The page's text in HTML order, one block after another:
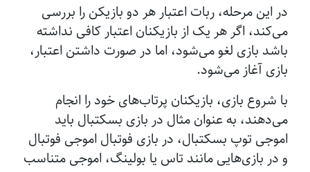
در این مرحله، ربات اعتبار هر دو بازیکن را بررسی
می‌کند، اگر هر یک از بازیکنان اعتبار کافی نداشته
باشد بازی لغو می‌شود، اما در صورت داشتن اعتبار،
بازی آغاز می‌شود.
با شروع بازی، بازیکنان پرتاب‌های خود را انجام
می‌دهند، به عنوان مثال در بازی بسکتبال باید
اموجی توپ بسکتبال، در بازی فوتبال اموجی فوتبال
و در بازی‌هایی مانند تاس یا بولینگ، اموجی متناسب